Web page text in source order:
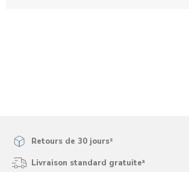
Retours de 30 jours²
Livraison standard gratuite³